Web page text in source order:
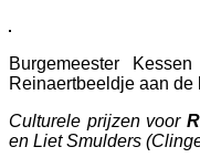
Burgemeester
Reinaertbeeldje aan de
Culturele prijzen voor
en Liet Smulders